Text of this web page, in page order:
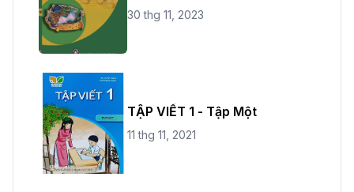
30 thg 11, 2023
TẬP VIẾT 1 - Tập Một
11 thg 11, 2021